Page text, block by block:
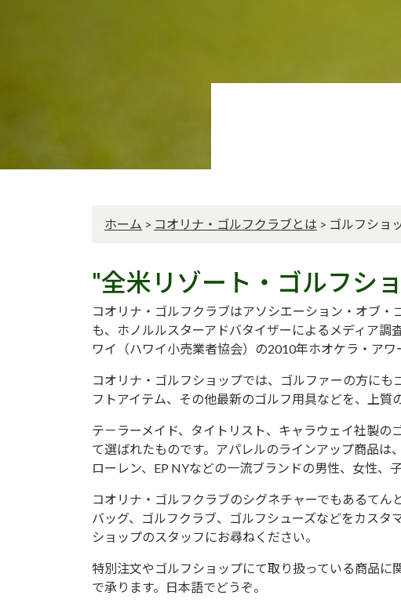
ホーム > コオリナ・ゴルフクラブとは > ゴルフショ
"全米リゾート・ゴルフシ
コオリナ・ゴルフクラブはアソシエーション・オブ
も、ホノルルスターアドバタイザーによるメディア
ワイ（ハワイ小売業者協会）の2010年ホオケラ・ア
コオリナ・ゴルフショップでは、ゴルファーの方に
フトアイテム、その他最新のゴルフ用具などを、上質
テ－ラーメイド、タイトリスト、キャラウェイ社製の
て選ばれたものです。アパレルのラインアップ商品は
ローレン、EP NYなどの一流ブランドの男性、女性、
コオリナ・ゴルフクラブのシグネチャーでもあるて
バッグ、ゴルフクラブ、ゴルフシューズなどをカスタ
ショップのスタッフにお尋ねください。
特別注文やゴルフショップにて取り扱っている商品に
で承ります。日本語でどうぞ。